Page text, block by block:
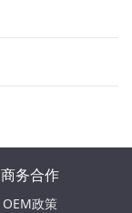
商务合作
OEM政策